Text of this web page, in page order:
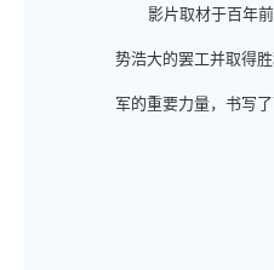
影片取材于百年
势浩大的罢工并取得
军的重要力量，书写